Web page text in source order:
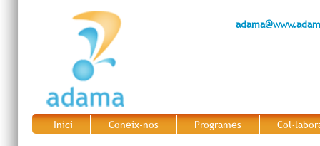
Inici Coneix-nos Programes